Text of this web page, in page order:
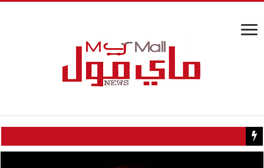
كيف تسبب سائح كويتي في إغلاق منزل عبدالحليم حافظ ومنع